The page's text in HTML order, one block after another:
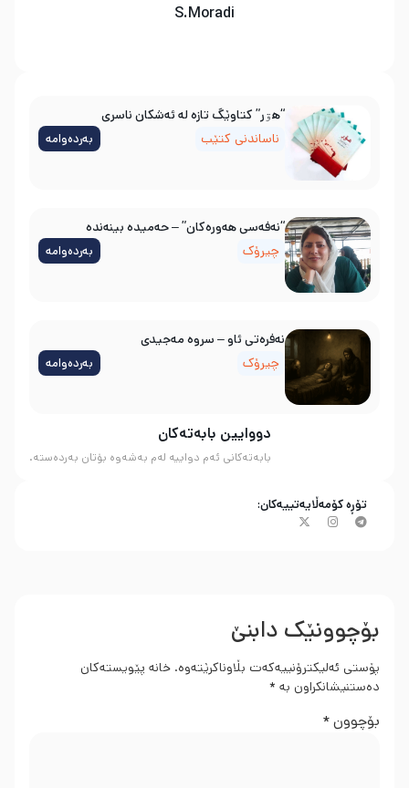
S.Moradi
دووایین بابەتەکان
بابەتەکانی ئەم دواییە لەم بەشەوە بۆتان بەردەستە.
“هۊر” کتاوێگ تازە لە ئەشکان ناسری
ناساندنی کتێب
بەردەوامە
“نەفەسی هەورەکان” – حەمیدە بینەندە
چیرۆک
بەردەوامە
نه‌فره‌تی ئاو – سروه‌ مه‌جیدی
چیرۆک
بەردەوامە
تۆڕە کۆمەڵایەتییەکان:
بۆچوونێک دابنێ
پۆستی ئەلیکترۆنییەکەت بڵاوناکرێتەوە. خانە پێویستەکان
دەستنیشانکراون بە *
بۆچوون*